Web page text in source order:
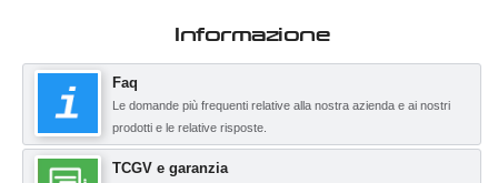
Informazione
Faq
Le domande più frequenti relative alla nostra azienda e ai nostri
prodotti e le relative risposte.
TCGV e garanzia